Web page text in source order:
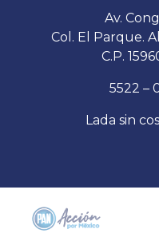
Av.
Col. El Parque.
C.P.
5522 –
Lada sin